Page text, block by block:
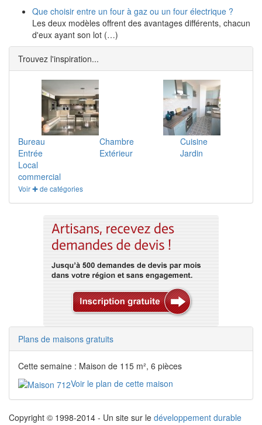
Que choisir entre un four à gaz ou un four électrique ?
Les deux modèles offrent des avantages différents, chacun
d'eux ayant son lot (…)
Trouvez l'inspiration...
Bureau Chambre
Cuisine
Entrée
Extérieur
Jardin
Local
commercial
Voir ✚ de catégories
Plans de maisons gratuits
Cette semaine : Maison de 115 m², 6 pièces
Voir le plan de cette maison
Copyright © 1998-2014 - Un site sur le développement durable